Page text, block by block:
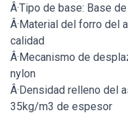
Â·Tipo de base: Base
Â·Material del forro del
calidad
Â·Mecanismo de
nylon
Â·Densidad relleno del
35kg/m3 de espesor